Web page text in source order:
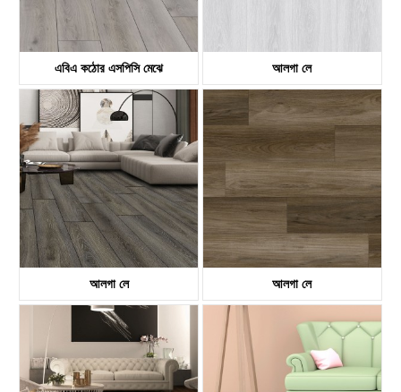
এবিএ কঠোর এসপিসি মেঝে
KTV8036
আলগা লে
KTV8017
আলগা লে
KTV8028
আলগা লে